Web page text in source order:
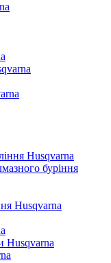
Husqvarna
буріння
Husqvarna
Husqvarna